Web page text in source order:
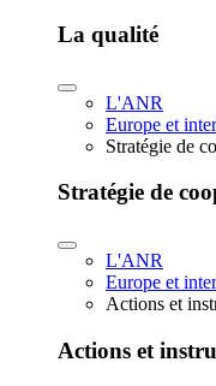
La qualité
L'ANR
Europe et
Stratégie de
Stratégie de
L'ANR
Europe et
Actions et
Actions et